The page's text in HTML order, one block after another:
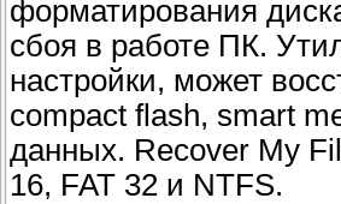
форматирования
сбоя в работе ПК.
настройки, может
compact flash, smart
данных. Recover My
16, FAT 32 и NTFS.